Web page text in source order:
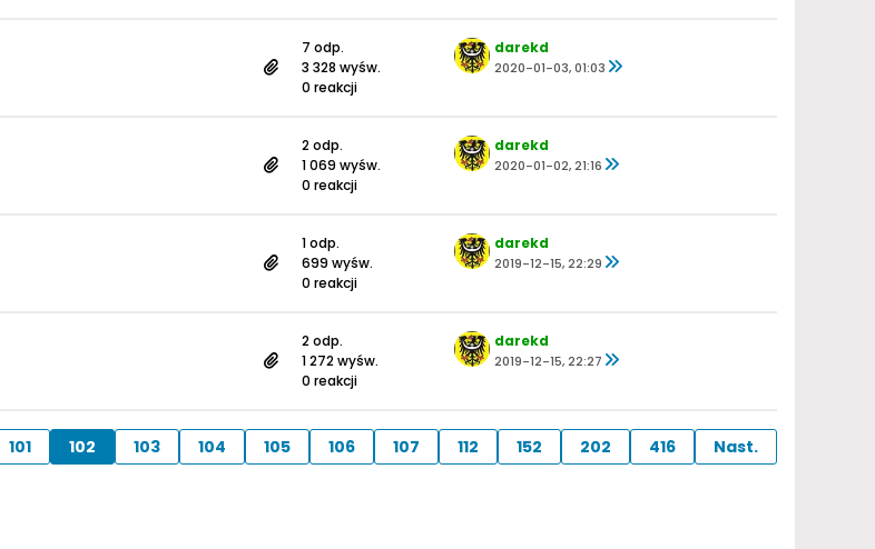
7 odp.
3 328 wyśw.
0 reakcji
darekd
2020-01-03, 01:03
2 odp.
1 069 wyśw.
0 reakcji
darekd
2020-01-02, 21:16
1 odp.
699 wyśw.
0 reakcji
darekd
2019-12-15, 22:29
2 odp.
1 272 wyśw.
0 reakcji
darekd
2019-12-15, 22:27
101 102 103 104 105 106 107 112 152 202 416 Nast.